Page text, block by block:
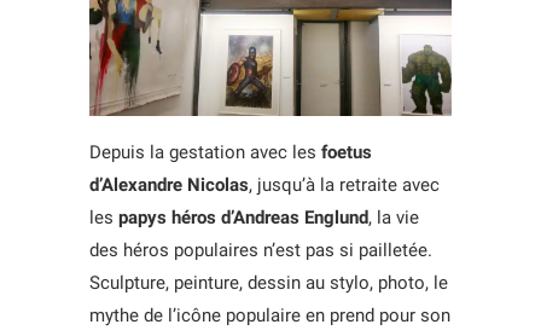
Depuis la gestation avec les foetus
d’Alexandre Nicolas, jusqu’à la retraite avec
les papys héros d’Andreas Englund, la vie
des héros populaires n’est pas si pailletée.
Sculpture, peinture, dessin au stylo, photo, le
mythe de l’icône populaire en prend pour son